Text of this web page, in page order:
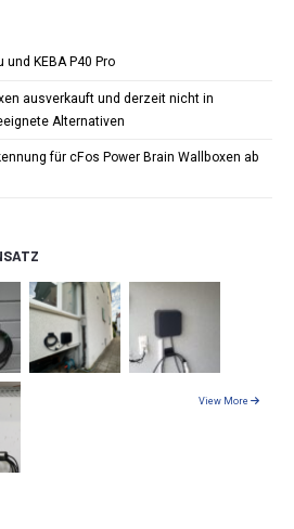
und KEBA P40 Pro
ausverkauft und derzeit nicht in
Alternativen
für cFos Power Brain Wallboxen ab
View More